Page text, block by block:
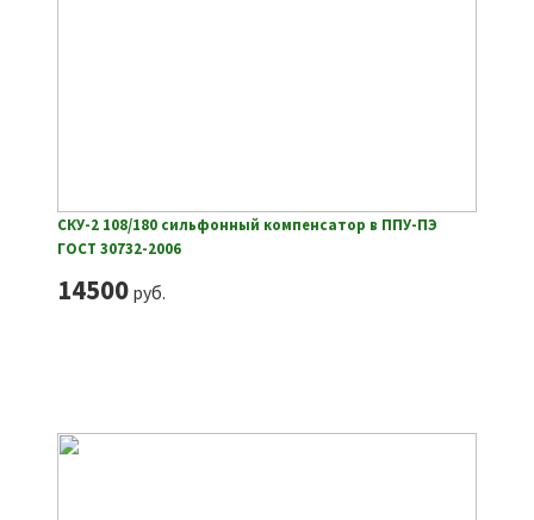
СКУ-2 108/180 сильфонный компенсатор в ППУ-ПЭ
ГОСТ 30732-2006
14500руб.